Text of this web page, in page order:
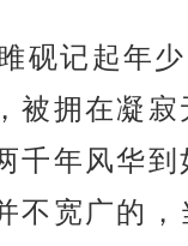
砚记起年
被拥在凝寂
千年风华到
不宽广的，